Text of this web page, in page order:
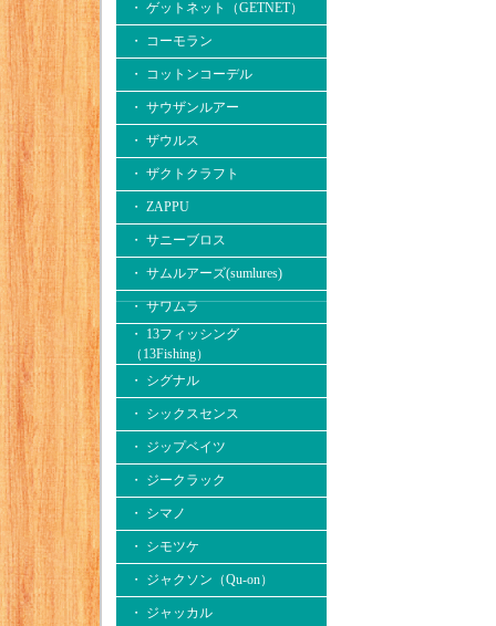
・ ゲットネット（GETNET）
・ コーモラン
・ コットンコーデル
・ サウザンルアー
・ ザウルス
・ ザクトクラフト
・ ZAPPU
・ サニーブロス
・ サムルアーズ(sumlures)
・ サワムラ
・ 13フィッシング
（13Fishing）
・ シグナル
・ シックスセンス
・ ジップベイツ
・ ジークラック
・ シマノ
・ シモツケ
・ ジャクソン（Qu-on）
・ ジャッカル